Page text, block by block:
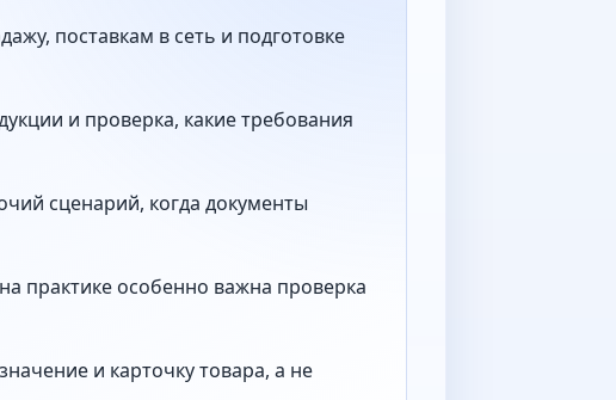
поставкам в сеть и подготовке
и проверка, какие требования
сценарий, когда документы
практике особенно важна проверка
и карточку товара, а не